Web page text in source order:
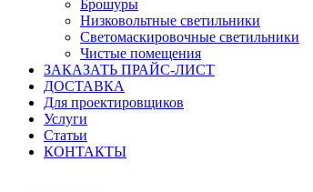
Брошуры
Низковольтные светильники
Светомаскировочные светильники
Чистые помещения
ЗАКАЗАТЬ ПРАЙС-ЛИСТ
ДОСТАВКА
Для проектировщиков
Услуги
Статьи
КОНТАКТЫ